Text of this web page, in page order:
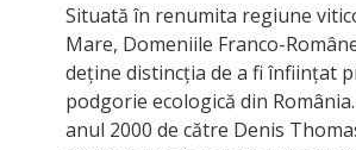
Situată în renumita regiune
Mare, Domeniile Franco-
deține distincția de a fi înființat
podgorie ecologică din
anul 2000 de către Denis